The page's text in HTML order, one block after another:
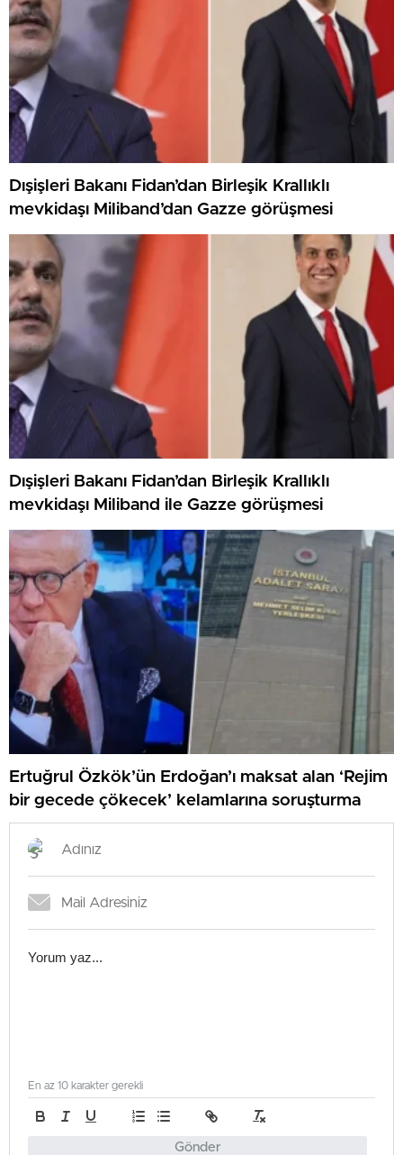
Dışişleri Bakanı Fidan’dan Birleşik Krallıklı
mevkidaşı Miliband’dan Gazze görüşmesi
Dışişleri Bakanı Fidan’dan Birleşik Krallıklı
mevkidaşı Miliband ile Gazze görüşmesi
Ertuğrul Özkök’ün Erdoğan’ı maksat alan ‘Rejim
bir gecede çökecek’ kelamlarına soruşturma
Gönder
En az 10 karakter gerekli